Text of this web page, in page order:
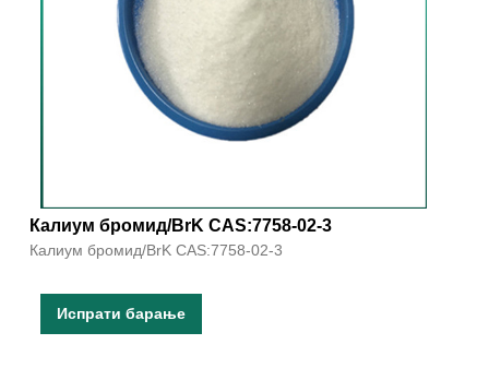
Калиум бромид/BrK CAS:7758-02-3
Калиум бромид/BrK CAS:7758-02-3
Испрати барање